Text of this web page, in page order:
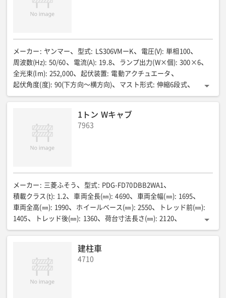
メーカー : ヤンマー 型式: LS306VMーK 電圧(V): 単相100
周波数(Hz): 50/60 電流(A): 19.8 ランプ出力(W×個): 300×6
全光束(lm): 252,000 起伏装置: 電動アクチュエータ
起伏角度(度): 90(下方向〜横方向) マスト形式: 伸縮6段式
マスト旋回(度): 350 本体寸法(L×W×H)(mm):
1トン Wキャブ
7963
メーカー : 三菱ふそう 型式: PDG-FD70DBB2WA1
積載クラス(t): 1.2 車両全長(㎜): 4690 車両全幅(㎜): 1695
車両全高(㎜): 1990 ホイールベース(㎜): 2550 トレッド前(㎜):
1405
トレッド後(㎜): 1360 荷台寸法長さ(㎜): 2120
荷台寸法幅(㎜): 1615 荷台寸法高さ(㎜): 380 床面地上高(㎜):
燃料消費率(㎞/R)
最大積載量(㎏) 1200
総排気量(㏄):
建柱車
4710